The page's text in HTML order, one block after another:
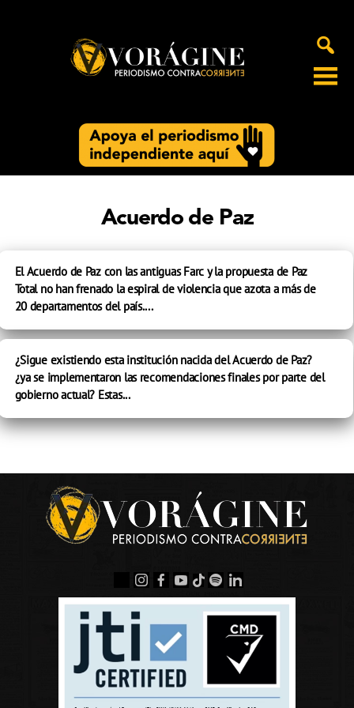
Acuerdo de Paz
El Acuerdo de Paz con las antiguas Farc y la propuesta de Paz
Total no han frenado la espiral de violencia que azota a más de
20 departamentos del país....
¿Sigue existiendo esta institución nacida del Acuerdo de Paz?
¿ya se implementaron las recomendaciones finales por parte del
gobierno actual? Estas...